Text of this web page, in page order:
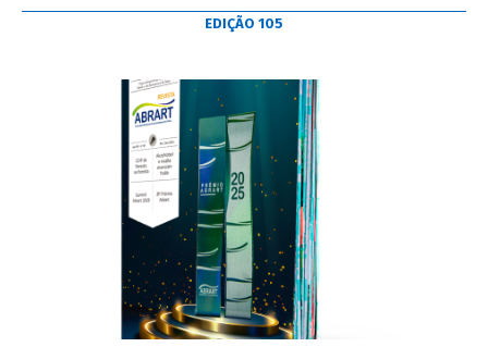
EDIÇÃO 105